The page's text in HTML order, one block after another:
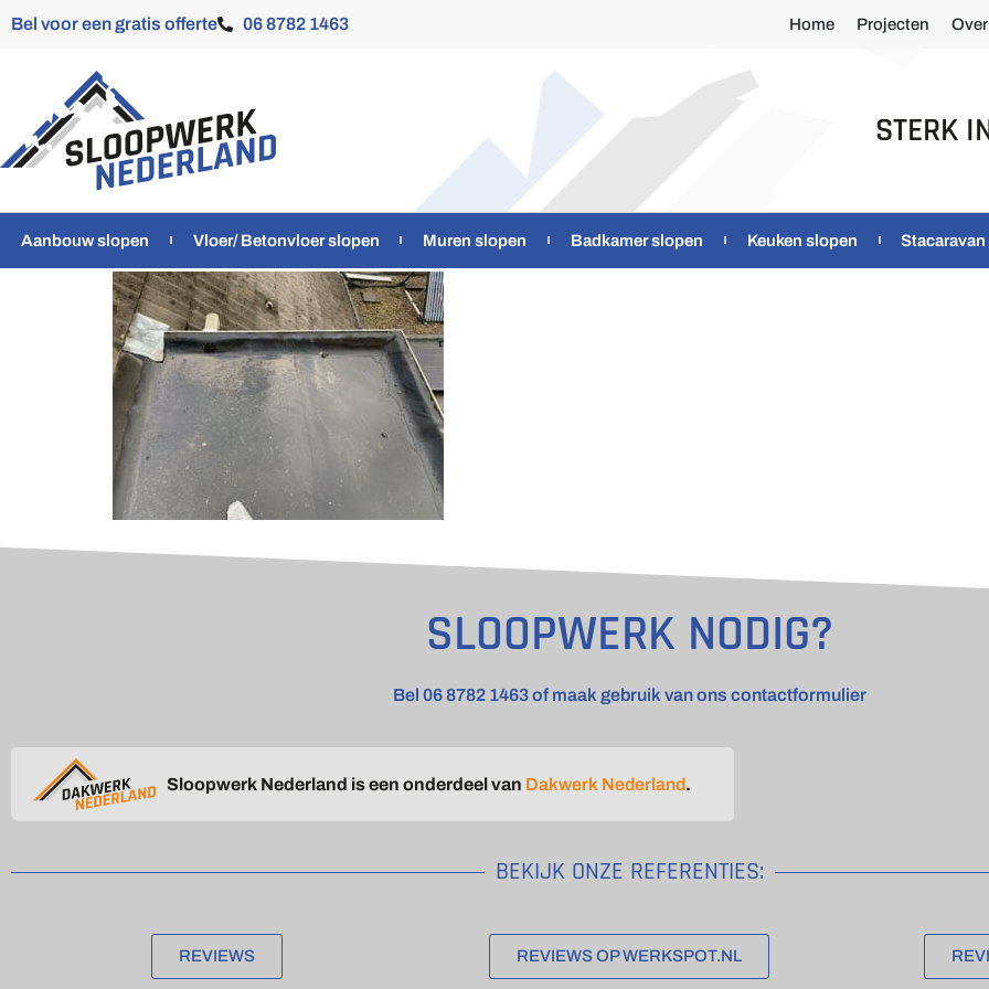
Bel voor een gratis offerte 06 8782 1463 Home Projecten
STERK
Aanbouw slopen Vloer/ Betonvloer slopen Muren slopen Badkamer slopen Keuken slopen
SLOOPWERK NODIG?
Bel 06 8782 1463 of maak gebruik van ons contactformulier
Sloopwerk Nederland is een onderdeel van Dakwerk Nederland.
BEKIJK ONZE REFERENTIES:
REVIEWS REVIEWS OP WERKSPOT.NL